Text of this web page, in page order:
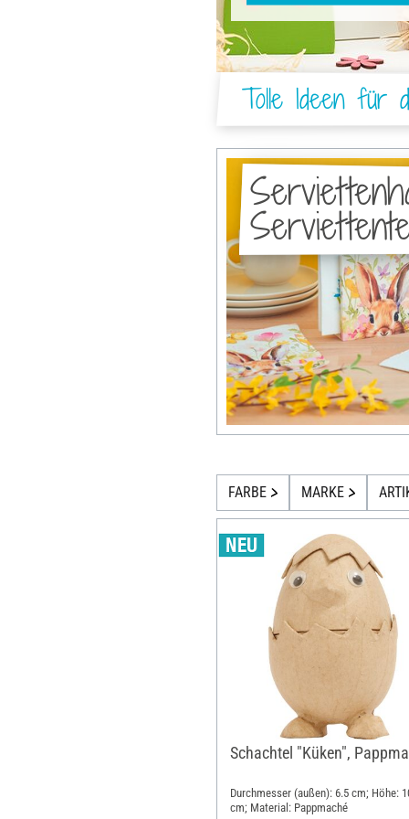
Tolle Ideen für
FARBE MARKE
Schachtel "Küken",
Durchmesser (außen): 6.5 cm; Höhe:
cm; Material: Pappmaché